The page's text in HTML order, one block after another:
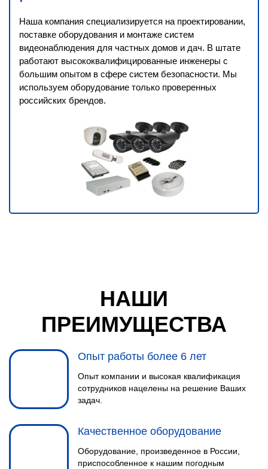
Наша компания специализируется на проектировании,
поставке оборудования и монтаже систем
видеонаблюдения для частных домов и дач. В штате
работают высококвалифицированные инженеры с
большим опытом в сфере систем безопасности. Мы
используем оборудование только проверенных
российских брендов.
НАШИ
ПРЕИМУЩЕСТВА
Опыт работы более 6 лет
Опыт компании и высокая квалификация
сотрудников нацелены на решение Ваших
задач.
Качественное оборудование
Оборудование, произведенное в России,
приспособленное к нашим погодным